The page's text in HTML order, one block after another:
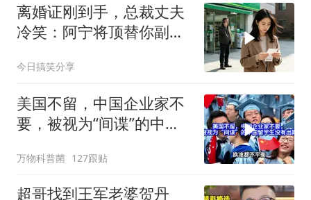
离婚证刚到手，总裁丈夫
冷笑：阿宁将顶替你副总
今日搞笑分享
美国不留，中国企业家不
要，被视为“间谍”的中国
万物科普菌 127跟贴
超哥找到王军老婆贺丹